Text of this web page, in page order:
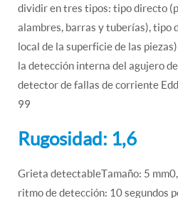
dividir en tres tipos: tipo directo
alambres, barras y tuberías), tipo
local de la superficie de las
la detección interna del agujero
detector de fallas de corriente
99
Rugosidad: 1,6
Grieta detectableTamaño: 5
ritmo de detección: 10 segundos